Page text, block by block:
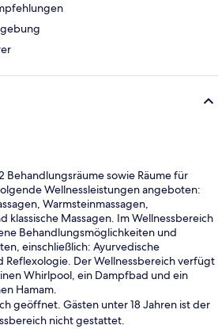
Behandlungsräume sowie Räume für
Wellnessleistungen angeboten:
Warmsteinmassagen,
klassische Massagen. Im Wellnessbereich
Behandlungsmöglichkeiten und
einschließlich: Ayurvedische
Reflexologie. Der Wellnessbereich verfügt
Whirlpool, ein Dampfbad und ein
Hamam.
geöffnet. Gästen unter 18 Jahren ist der
nicht gestattet.